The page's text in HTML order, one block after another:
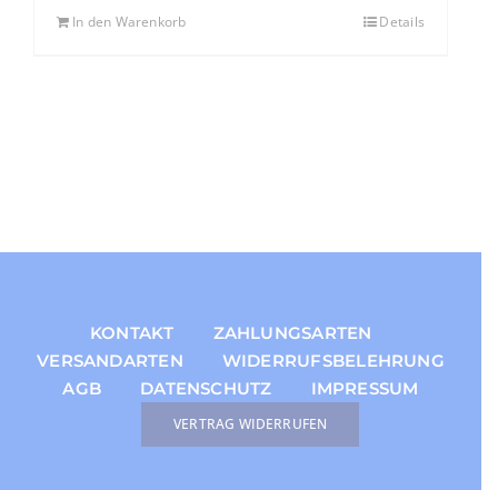
In den Warenkorb Details
KONTAKT
ZAHLUNGSARTEN
VERSANDARTEN
WIDERRUFSBELEHRUNG
AGB
DATENSCHUTZ IMPRESSUM
VERTRAG WIDERRUFEN